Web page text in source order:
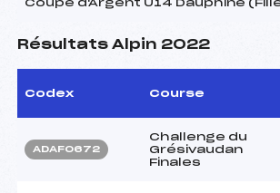
Coupe d'Argent U14 Dauphiné
Résultats Alpin 2022
Codex Course
ADAF0672
Challenge du
Grésivaudan
Finales